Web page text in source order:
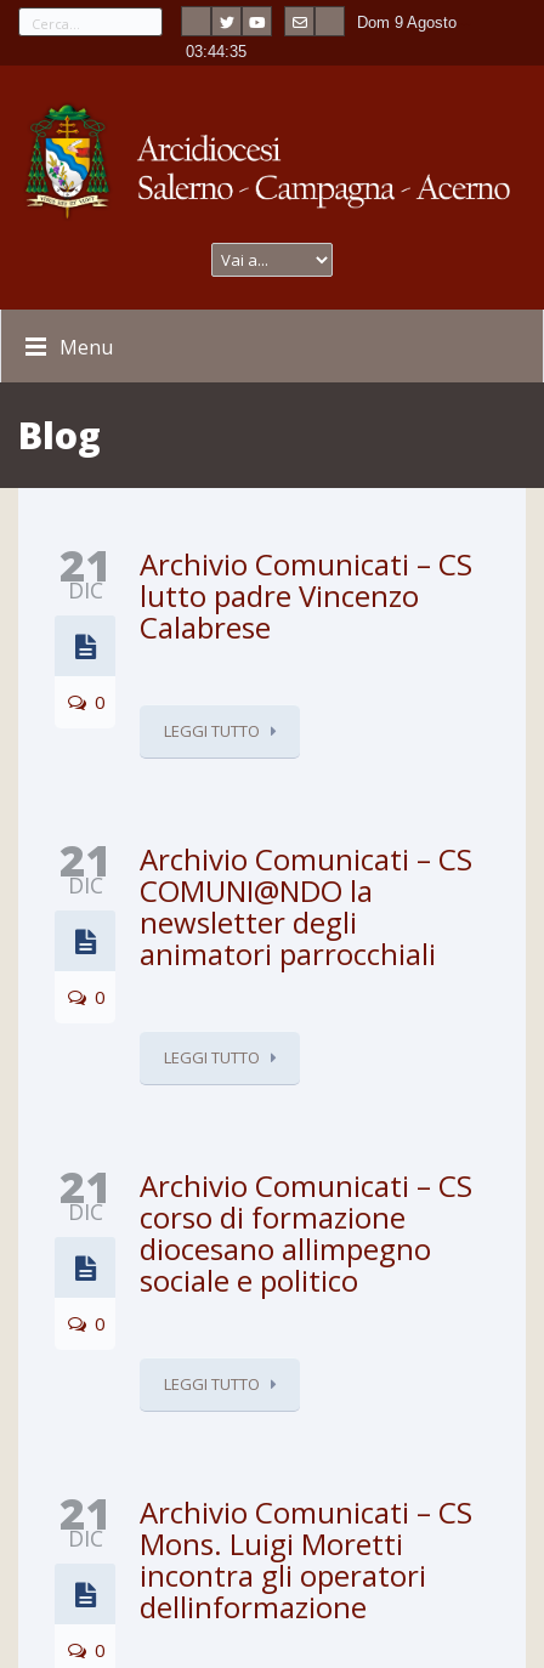
Dom 9 Agosto
-03:44:35
Menu
Blog
21
DIC
0
Archivio Comunicati – CS
lutto padre Vincenzo
Calabrese
LEGGI TUTTO
21
DIC
0
Archivio Comunicati – CS
COMUNI@NDO la
newsletter degli
animatori parrocchiali
LEGGI TUTTO
21
DIC
0
Archivio Comunicati – CS
corso di formazione
diocesano allimpegno
sociale e politico
LEGGI TUTTO
21
DIC
0
Archivio Comunicati – CS
Mons. Luigi Moretti
incontra gli operatori
dellinformazione